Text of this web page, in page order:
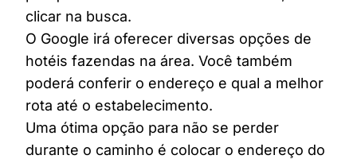
clicar na busca.
O Google irá oferecer diversas opções de
hotéis fazendas na área. Você também
poderá conferir o endereço e qual a melhor
rota até o estabelecimento.
Uma ótima opção para não se perder
durante o caminho é colocar o endereço do